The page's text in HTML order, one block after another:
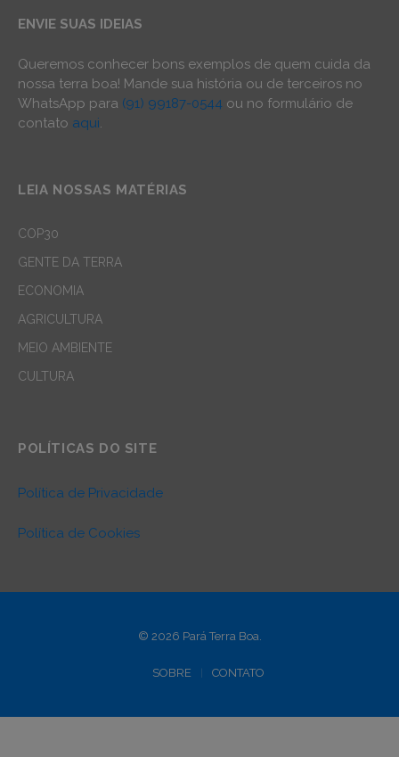
ENVIE SUAS IDEIAS
Queremos conhecer bons exemplos de quem cuida da
nossa terra boa! Mande sua história ou de terceiros no
WhatsApp para (91) 99187-0544 ou no formulário de
contato aqui.
LEIA NOSSAS MATÉRIAS
COP30
GENTE DA TERRA
ECONOMIA
AGRICULTURA
MEIO AMBIENTE
CULTURA
POLÍTICAS DO SITE
Política de Privacidade
Política de Cookies
© 2026 Pará Terra Boa.
SOBRE CONTATO